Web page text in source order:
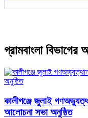
গ্রামবাংলা
কালীগঞ্জে জুলাই
আলোচনা সভা অনুষ্ঠিত